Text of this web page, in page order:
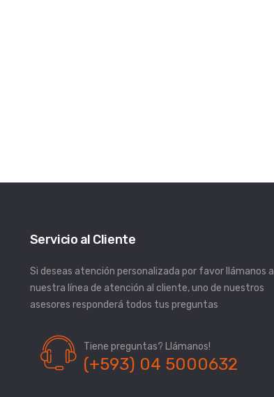
Servicio al Cliente
Si deseas atención personalizada por favor llámanos a
nuestra línea de atención al cliente, uno de nuestros
asesores responderá todos tus preguntas
Tiene preguntas? Llámanos!
(+593) 04 5000632